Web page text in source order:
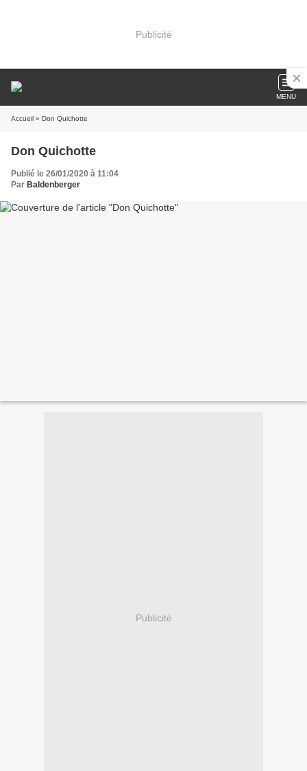
Publicité
MENU
Accueil » Don Quichotte
Don Quichotte
Publié le 26/01/2020 à 11:04
Par Baldenberger
Publicité